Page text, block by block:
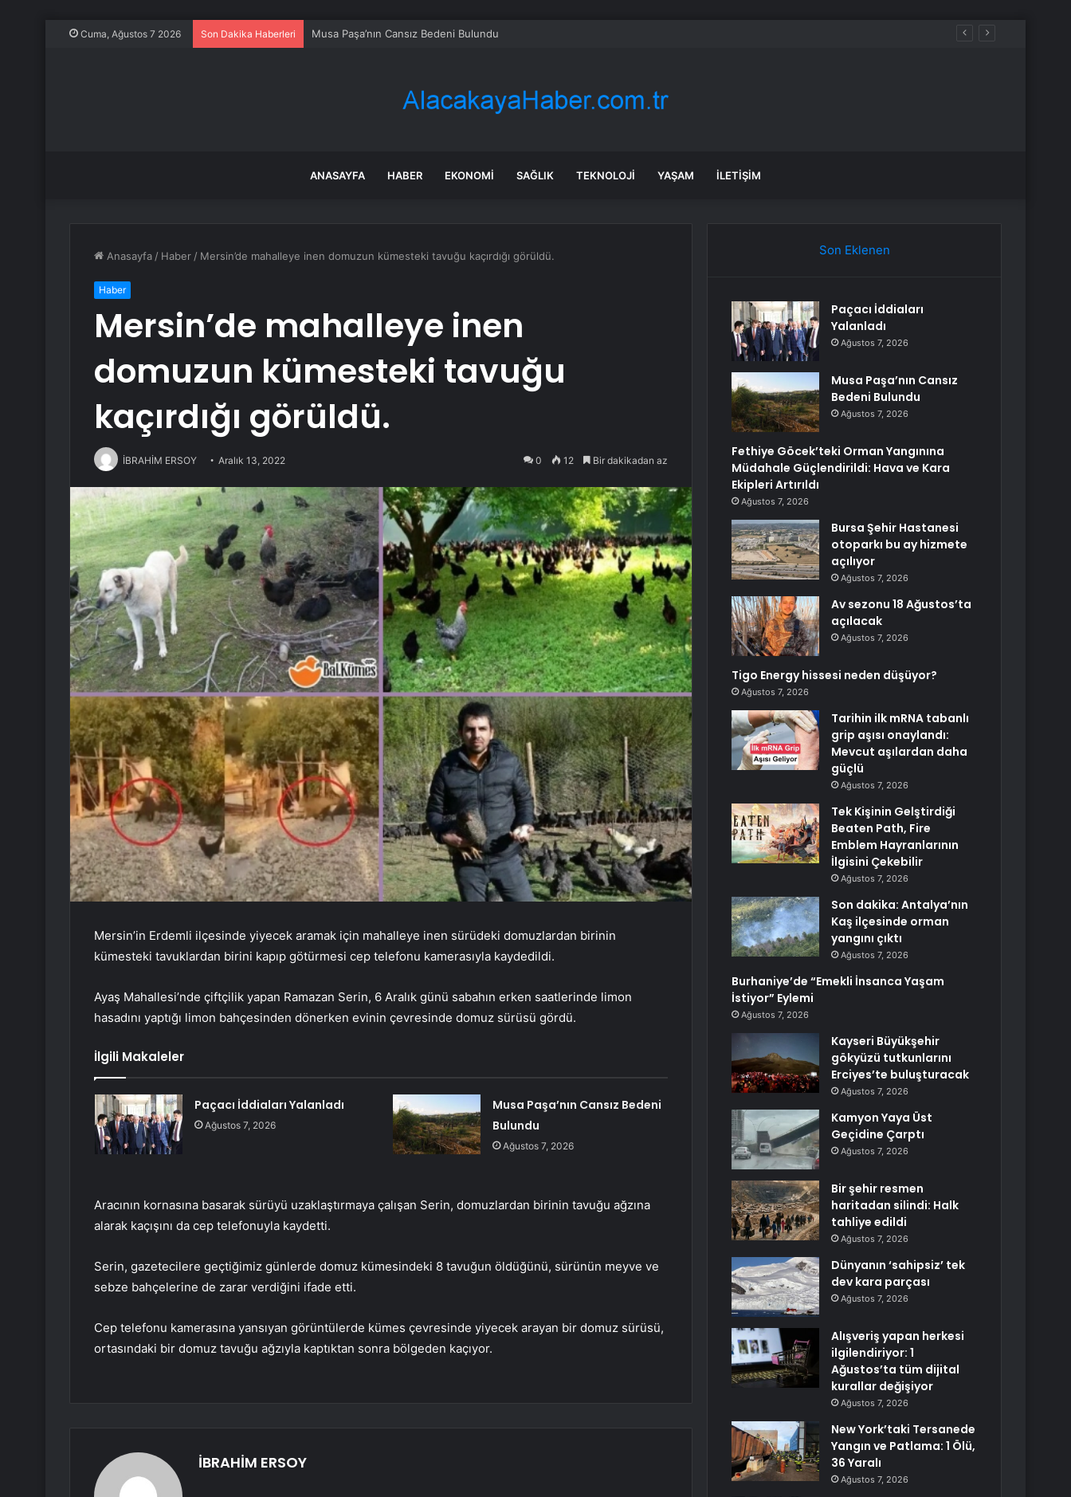
Cuma, Ağustos 7 2026 Son Dakika Haberleri Musa Paşa’nın Cansız Bedeni Bulundu
ANASAYFA HABER EKONOMI SAĞLIK TEKNOLOJI YAŞAM İLETIŞIM
Anasayfa / Haber / Mersin’de mahalleye inen domuzun kümesteki tavuğu kaçırdığı görüldü.
Haber
Mersin’de mahalleye inen
domuzun kümesteki tavuğu
kaçırdığı görüldü.
İBRAHİM ERSOY Aralık 13, 2022 0 12 Bir dakikadan az
Mersin’in Erdemli ilçesinde yiyecek aramak için mahalleye inen sürüdeki domuzlardan birinin
kümesteki tavuklardan birini kapıp götürmesi cep telefonu kamerasıyla kaydedildi.
Ayaş Mahallesi’nde çiftçilik yapan Ramazan Serin, 6 Aralık günü sabahın erken saatlerinde limon
hasadını yaptığı limon bahçesinden dönerken evinin çevresinde domuz sürüsü gördü.
İlgili Makaleler
Paçacı İddiaları Yalanladı
Ağustos 7, 2026
Musa Paşa’nın Cansız Bedeni
Bulundu
Ağustos 7, 2026
Aracının kornasına basarak sürüyü uzaklaştırmaya çalışan Serin, domuzlardan birinin tavuğu ağzına
alarak kaçışını da cep telefonuyla kaydetti.
Serin, gazetecilere geçtiğimiz günlerde domuz kümesindeki 8 tavuğun öldüğünü, sürünün meyve ve
sebze bahçelerine de zarar verdiğini ifade etti.
Cep telefonu kamerasına yansıyan görüntülerde kümes çevresinde yiyecek arayan bir domuz sürüsü,
ortasındaki bir domuz tavuğu ağzıyla kaptıktan sonra bölgeden kaçıyor.
İBRAHİM ERSOY
Son Eklenen
Paçacı İddiaları
Yalanladı
Ağustos 7, 2026
Musa Paşa’nın Cansız
Bedeni Bulundu
Ağustos 7, 2026
Fethiye Göcek’teki Orman Yangınına
Müdahale Güçlendirildi: Hava ve Kara
Ekipleri Artırıldı
Ağustos 7, 2026
Bursa Şehir Hastanesi
otoparkı bu ay hizmete
açılıyor
Ağustos 7, 2026
Av sezonu 18 Ağustos’ta
açılacak
Ağustos 7, 2026
Tigo Energy hissesi neden düşüyor?
Ağustos 7, 2026
Tarihin ilk mRNA tabanlı
grip aşısı onaylandı:
Mevcut aşılardan daha
güçlü
Ağustos 7, 2026
Tek Kişinin Gelştirdiği
Beaten Path, Fire
Emblem Hayranlarının
İlgisini Çekebilir
Ağustos 7, 2026
Son dakika: Antalya’nın
Kaş ilçesinde orman
yangını çıktı
Ağustos 7, 2026
Burhaniye’de “Emekli İnsanca Yaşam
İstiyor” Eylemi
Ağustos 7, 2026
Kayseri Büyükşehir
gökyüzü tutkunlarını
Erciyes’te buluşturacak
Ağustos 7, 2026
Kamyon Yaya Üst
Geçidine Çarptı
Ağustos 7, 2026
Bir şehir resmen
haritadan silindi: Halk
tahliye edildi
Ağustos 7, 2026
Dünyanın ‘sahipsiz’ tek
dev kara parçası
Ağustos 7, 2026
Alışveriş yapan herkesi
ilgilendiriyor: 1
Ağustos’ta tüm dijital
kurallar değişiyor
Ağustos 7, 2026
New York’taki Tersanede
Yangın ve Patlama: 1 Ölü,
36 Yaralı
Ağustos 7, 2026